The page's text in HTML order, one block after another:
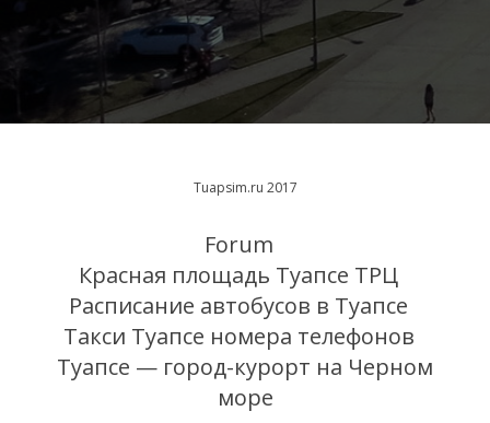
Tuapsim.ru 2017
Forum
Красная площадь Туапсе ТРЦ
Расписание автобусов в Туапсе
Такси Туапсе номера телефонов
Туапсе — город-курорт на Черном
море